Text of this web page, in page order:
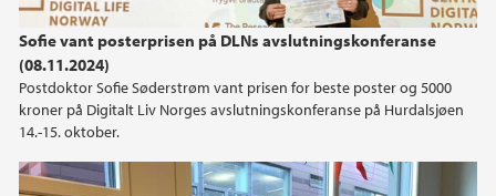
Sofie vant posterprisen på DLNs avslutningskonferanse
(08.11.2024)
Postdoktor Sofie Søderstrøm vant prisen for beste poster og 5000
kroner på Digitalt Liv Norges avslutningskonferanse på Hurdalsjøen
14.-15. oktober.
2014
2013